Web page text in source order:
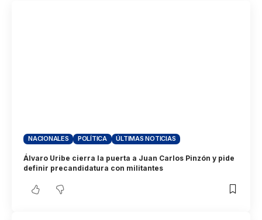
NACIONALES POLÍTICA ÚLTIMAS NOTICIAS
Álvaro Uribe cierra la puerta a Juan Carlos Pinzón y pide
definir precandidatura con militantes